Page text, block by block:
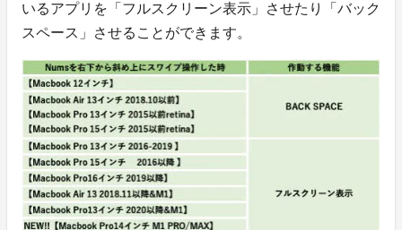
いるアプリを「フルスクリーン表示」させたり「バック
スペース」させることができます。